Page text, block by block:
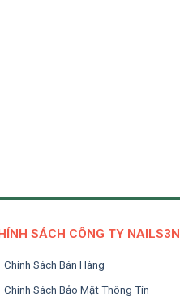
SÁCH CÔNG TY NAILS3N
Chính Sách Bán Hàng
Chính Sách Bảo Mật Thông Tin